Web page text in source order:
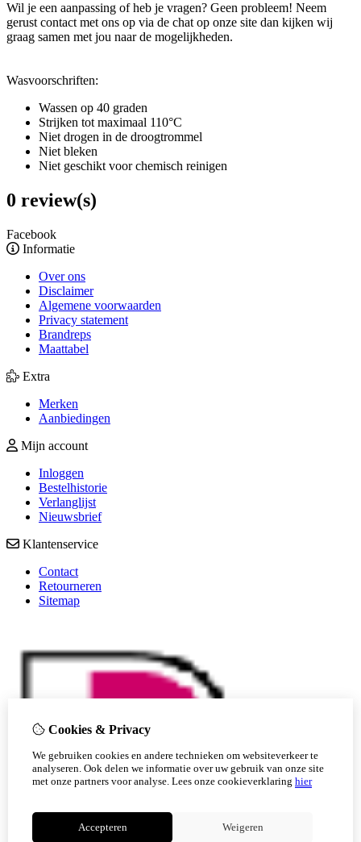
Wil je een aanpassing of heb je vragen? Geen probleem! Neem
gerust contact met ons op via de chat op onze site dan kijken wij
graag samen met jou naar de mogelijkheden.
Wasvoorschriften:
Wassen op 40 graden
Strijken tot maximaal 110°C
Niet drogen in de droogtrommel
Niet bleken
Niet geschikt voor chemisch reinigen
0 review(s)
Facebook
Informatie
Over ons
Disclaimer
Algemene voorwaarden
Privacy statement
Brandreps
Maattabel
Extra
Merken
Aanbiedingen
Mijn account
Inloggen
Bestelhistorie
Verlanglijst
Nieuwsbrief
Klantenservice
Contact
Retourneren
Sitemap
Cookies & Privacy
We gebruiken cookies en andere technieken om websiteverkeer te
analyseren. Ook delen we informatie over uw gebruik van onze site
met onze partners voor analyse. Lees onze cookieverklaring hier
Accepteren Weigeren